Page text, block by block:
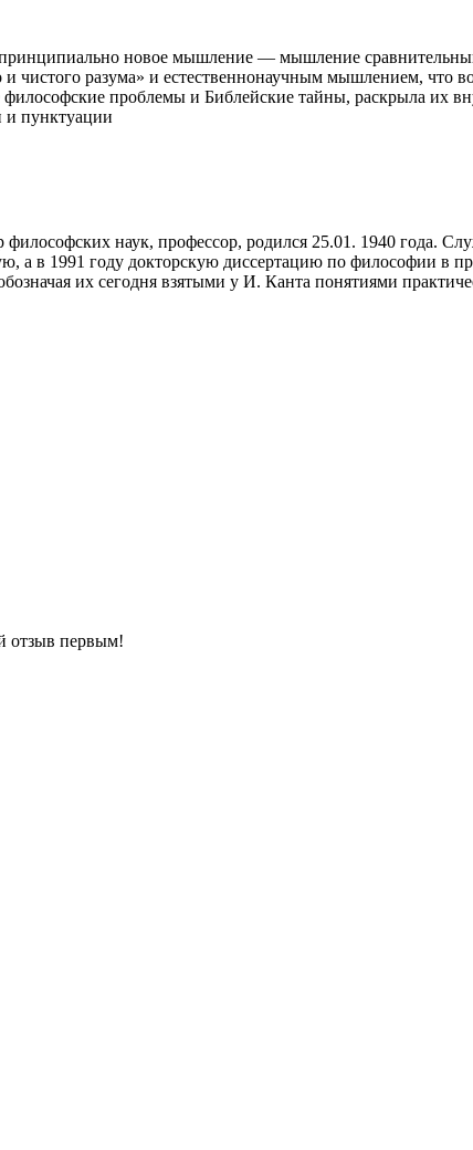
принципиально новое мышление — мышление
чистого разума» и естественнонаучным мышлением,
философские проблемы и Библейские тайны, раскрыла
и пунктуации
наук, профессор, родился 25.01. 1940 года.
а в 1991 году докторскую диссертацию по философии
их сегодня взятыми у И. Канта понятиями
отзыв первым!